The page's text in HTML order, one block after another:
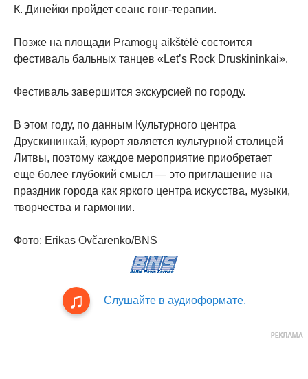
К. Динейки пройдет сеанс гонг-терапии.
Позже на площади Pramogų aikštėlė состоится
фестиваль бальных танцев «Let’s Rock Druskininkai».
Фестиваль завершится экскурсией по городу.
В этом году, по данным Культурного центра
Друскининкай, курорт является культурной столицей
Литвы, поэтому каждое мероприятие приобретает
еще более глубокий смысл — это приглашение на
праздник города как яркого центра искусства, музыки,
творчества и гармонии.
Фото: Erikas Ovčarenko/BNS
Слушайте в аудиоформате.